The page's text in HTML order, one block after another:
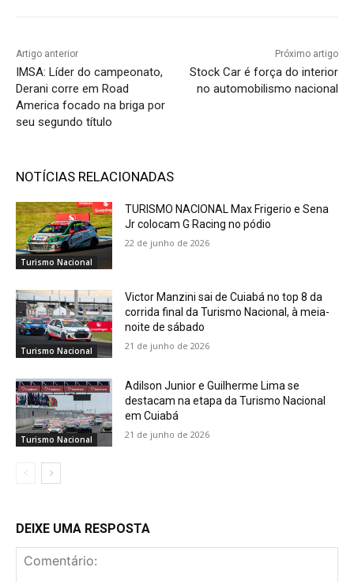
Artigo anterior
IMSA: Líder do campeonato,
Derani corre em Road
America focado na briga por
seu segundo título
Próximo artigo
Stock Car é força do interior
no automobilismo nacional
NOTÍCIAS RELACIONADAS
Turismo Nacional
TURISMO NACIONAL Max Frigerio e Sena
Jr colocam G Racing no pódio
22 de junho de 2026
Turismo Nacional
Victor Manzini sai de Cuiabá no top 8 da
corrida final da Turismo Nacional, à meia-
noite de sábado
21 de junho de 2026
Turismo Nacional
Adilson Junior e Guilherme Lima se
destacam na etapa da Turismo Nacional
em Cuiabá
21 de junho de 2026
DEIXE UMA RESPOSTA